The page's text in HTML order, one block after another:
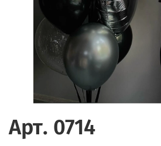
Арт. 0714